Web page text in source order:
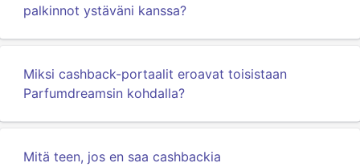
palkinnot ystäväni kanssa?
Miksi cashback-portaalit eroavat toisistaan
Parfumdreamsin kohdalla?
Mitä teen, jos en saa cashbackia